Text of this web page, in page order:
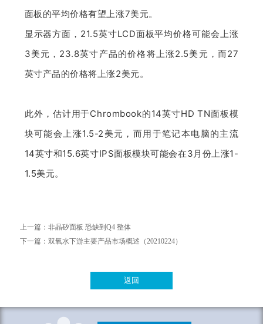
面板的平均价格有望上涨7美元。
显示器方面，21.5英寸LCD面板平均价格可能会上涨
3美元，23.8英寸产品的价格将上涨2.5美元，而27
英寸产品的价格将上涨2美元。
此外，估计用于Chrombook的14英寸HD TN面板模
块可能会上涨1.5-2美元，而用于笔记本电脑的主流
14英寸和15.6英寸IPS面板模块可能会在3月份上涨1-
1.5美元。
上一篇： 非晶矽面板 恐缺到Q4 整体
下一篇： 双氧水下游主要产品市场概述（20210224）
返回